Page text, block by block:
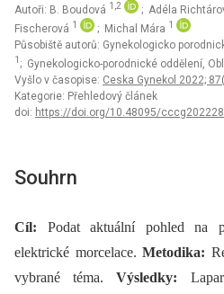
Autoři: B. Boudová 1,2 ; Adéla
Fischerová 1 ; Michal Mára 1
Působiště autorů: Gynekologicko
1 ; Gynekologicko-porodnické oddělení,
Vyšlo v časopise: Ceska Gynekol 2022;
Kategorie: Přehledový článek
doi: https://doi.org/10.48095/
Souhrn
Cíl: Podat aktuální pohled na
elektrické morcelace.Metodika:
vybrané téma.Výsledky: